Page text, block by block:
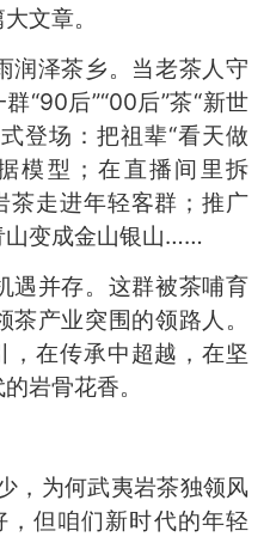
文章。
泽茶乡。当老茶人守
“90后”“00后”茶“新世
登场：把祖辈“看天做
模型；在直播间里拆
茶走进年轻客群；推广
山变成金山银山……
并存。这群被茶哺育
产业突围的领路人。
，在传承中超越，在坚
岩骨花香。
为何武夷岩茶独领风
，但咱们新时代的年轻